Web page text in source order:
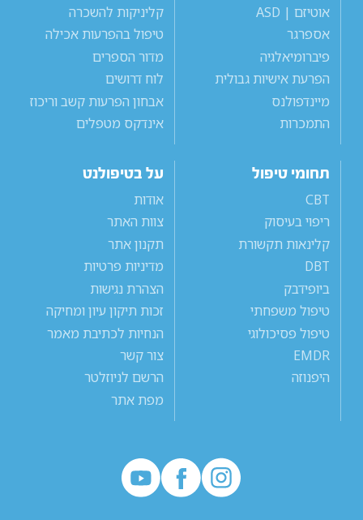
אוטיזם | ASD
אספרגר
פיברומיאלגיה
הפרעת אישיות גבולית
מיינדפולנס
התמכרות
קליניקות להשכרה
טיפול בהפרעות אכילה
מדור הספרים
לוח דרושים
אבחון הפרעות קשב וריכוז
אינדקס מטפלים
תחומי טיפול
CBT
ריפוי בעיסוק
קלינאות תקשורת
DBT
ביופידבק
טיפול משפחתי
טיפול פסיכולוגי
EMDR
היפנוזה
על בטיפולנט
אודות
צוות האתר
תקנון אתר
מדיניות פרטיות
הצהרת נגישות
זכות תיקון עיון ומחיקה
הנחיות לכתיבת מאמר
צור קשר
הרשם לניוזלטר
מפת אתר